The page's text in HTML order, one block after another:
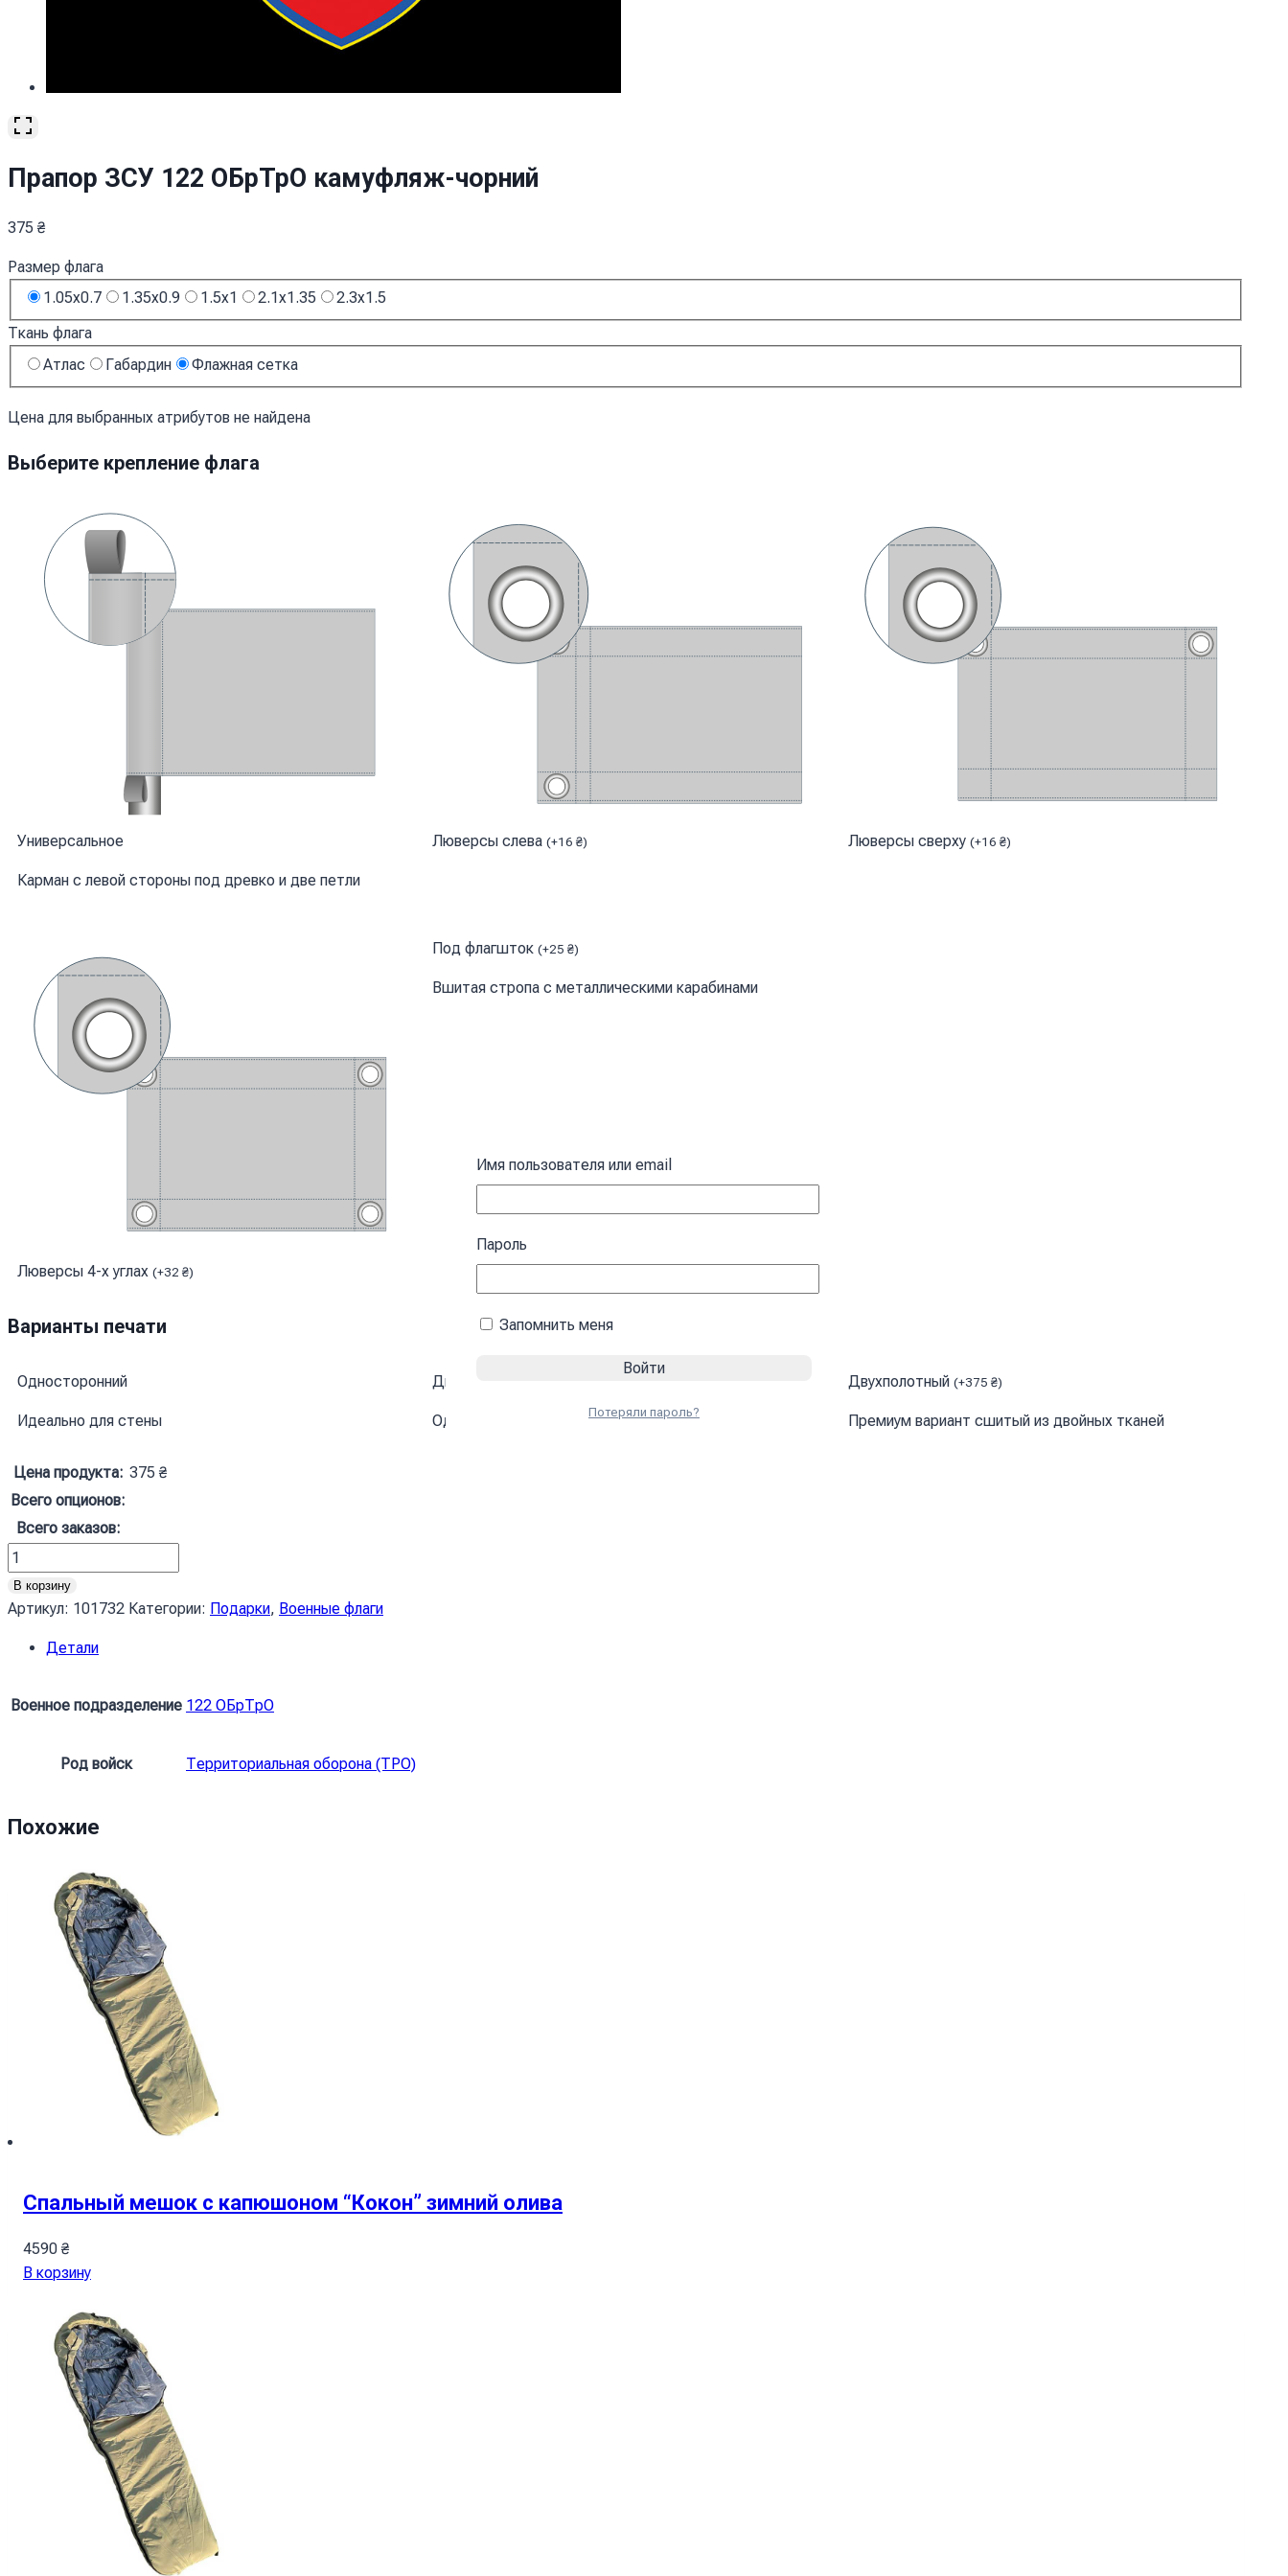
Прапор ЗСУ 122 ОБрТрО камуфляж-чорний
375 ₴
Размер флага
1.05x0.7
1.35x0.9 1.5x1 2.1x1.35
2.3x1.5
Ткань флага
Атлас
Габардин Флажная сетка
Цена для выбранных атрибутов не найдена
Выберите крепление флага
Универсальное
Карман с левой стороны под древко и две петли
Люверсы слева (+16₴) Люверсы сверху (+16 ₴)
Люверсы 4-х углах (+32 ₴)
Под флагшток (+25₴)
Вшитая стропа с металлическими карабинами
Варианты печати
Односторонний
Идеально для стены
Двусторонний
Одинаково четкое изображение с обеих сторон
Двухполотный (+375 ₴)
Премиум вариант сшитый из двойных тканей
Цена продукта: 375 ₴
Всего опционов:
Всего заказов:
Количество
товара
Прапор
122
камуфляж-
В корзину
Артикул: 101732 Категории: Подарки, Военные флаги
Детали
Военное подразделение 122 ОБрТрО
Род войск Территориальная оборона (ТРО)
Похожие
Спальный мешок с капюшоном “Кокон” зимний олива
4590 ₴
В корзину
Имя пользователя или email
Пароль
Запомнить меня
Потеряли пароль?